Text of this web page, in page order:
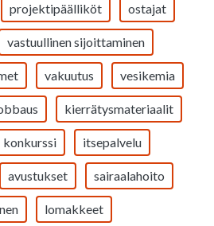
projektipäälliköt ostajat
vastuullinen sijoittaminen
vakuutus vesikemia
kierrätysmateriaalit
konkurssi itsepalvelu
avustukset sairaalahoito
lomakkeet